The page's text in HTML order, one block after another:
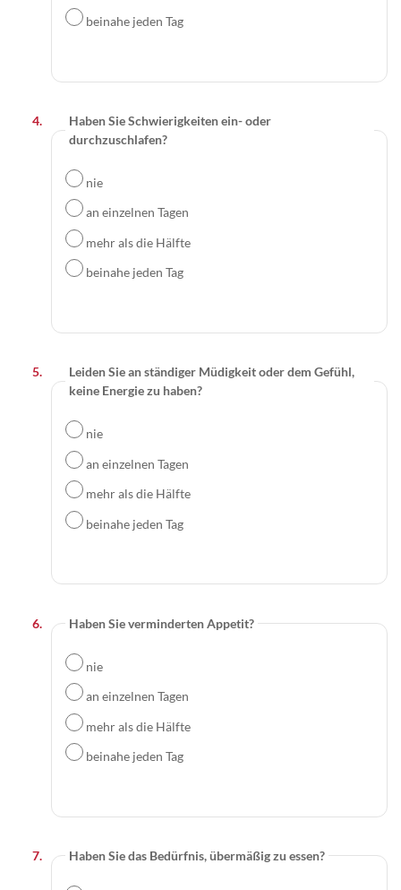
beinahe jeden Tag
Haben Sie Schwierigkeiten ein- oder
durchzuschlafen?
nie
an einzelnen Tagen
mehr als die Hälfte
beinahe jeden Tag
Leiden Sie an ständiger Müdigkeit oder dem Gefühl,
keine Energie zu haben?
nie
an einzelnen Tagen
mehr als die Hälfte
beinahe jeden Tag
Haben Sie verminderten Appetit?
nie
an einzelnen Tagen
mehr als die Hälfte
beinahe jeden Tag
Haben Sie das Bedürfnis, übermäßig zu essen?